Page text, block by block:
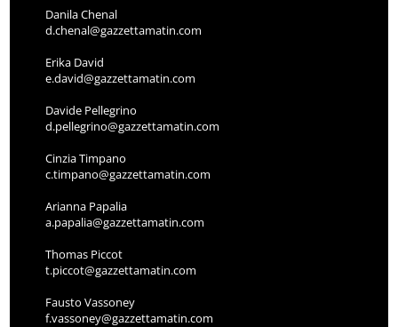
Danila Chenal
d.chenal@gazzettamatin.com
Erika David
e.david@gazzettamatin.com
Davide Pellegrino
d.pellegrino@gazzettamatin.com
Cinzia Timpano
c.timpano@gazzettamatin.com
Arianna Papalia
a.papalia@gazzettamatin.com
Thomas Piccot
t.piccot@gazzettamatin.com
Fausto Vassoney
f.vassoney@gazzettamatin.com